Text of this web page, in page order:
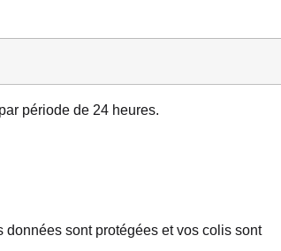
période de 24 heures.
données sont protégées et vos colis sont